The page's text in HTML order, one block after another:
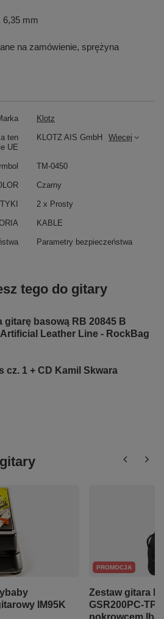
6,35 mm
na zamówienie, sprężyna
Klotz
ten
UE
KLOTZ AIS GmbH Więcej
TM-0450
Czarny
2 x Prosty
KABLE
Parametry bezpieczeństwa
tego do gitary
gitarę basową RB 20845 B
Leather Line - RockBag
cz. 1 + CD Kamil Skwara
IM95K
PROMOCJA
Zestaw gitara
GSR200PC-
pokrowcem